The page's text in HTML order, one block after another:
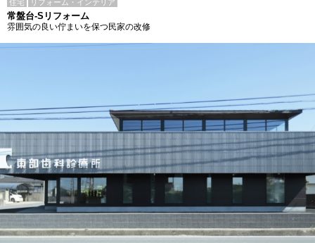
住宅 リフォーム・インテリア
常盤台-Sリフォーム
雰囲気の良い佇まいを保つ民家の改修